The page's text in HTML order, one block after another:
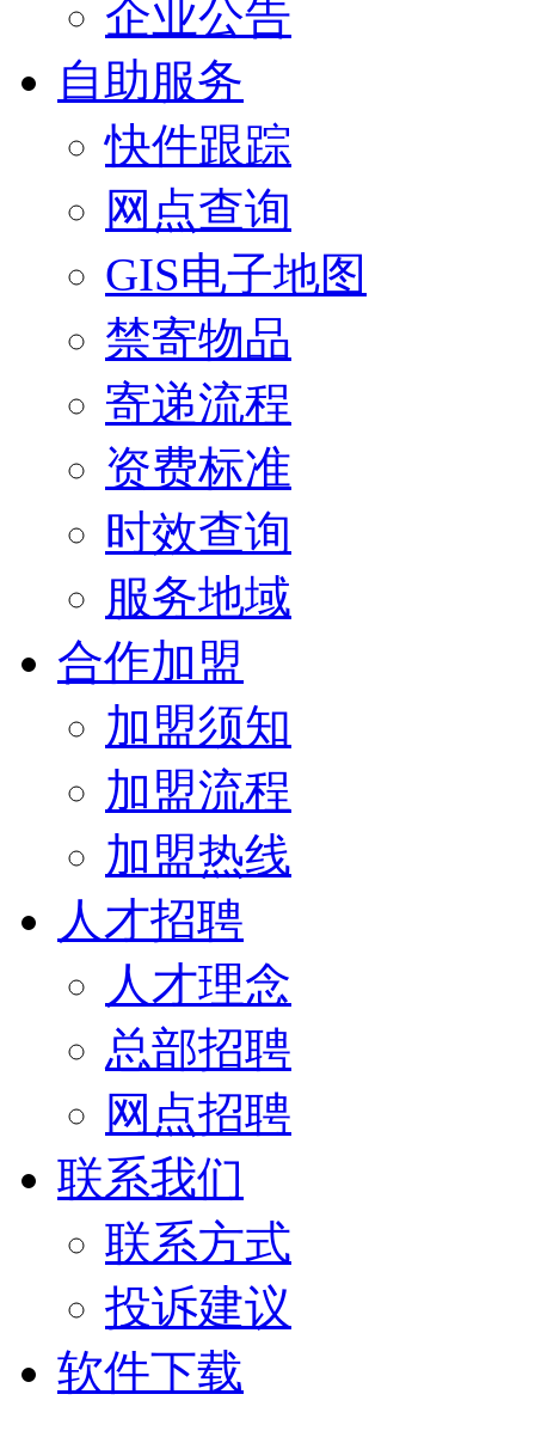
企业公告
自助服务
快件跟踪
网点查询
GIS电子地图
禁寄物品
寄递流程
资费标准
时效查询
服务地域
合作加盟
加盟须知
加盟流程
加盟热线
人才招聘
人才理念
总部招聘
网点招聘
联系我们
联系方式
投诉建议
软件下载